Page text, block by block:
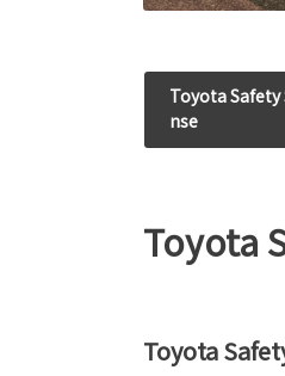
Toyota Safety
nse
Toyota
Toyota